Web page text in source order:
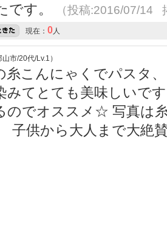
です。
（投稿:2016/07/14
現在： 0 人
市/20代/Lv.1）
糸こんにゃくでパスタ
みてとても美味しいで
のでオススメ☆ 写真は
子供から大人まで大絶